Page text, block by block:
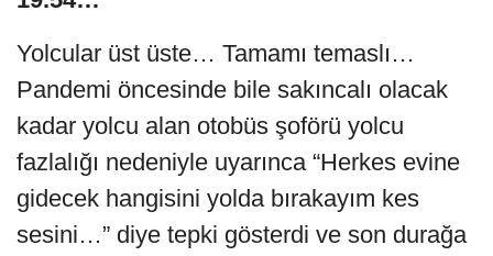
Yolcular üst üste… Tamamı temaslı…
Pandemi öncesinde bile sakıncalı olacak
kadar yolcu alan otobüs şoförü yolcu
fazlalığı nedeniyle uyarınca “Herkes evine
gidecek hangisini yolda bırakayım kes
sesini…” diye tepki gösterdi ve son durağa